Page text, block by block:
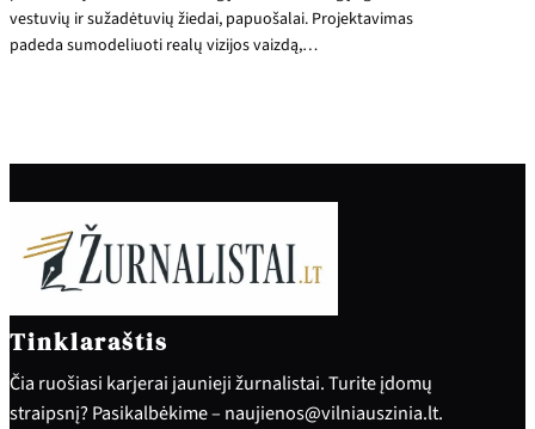
vestuvių ir sužadėtuvių žiedai, papuošalai. Projektavimas
padeda sumodeliuoti realų vizijos vaizdą,…
Tinklaraštis
Čia ruošiasi karjerai jaunieji žurnalistai. Turite įdomų
straipsnį? Pasikalbėkime – naujienos@vilniauszinia.lt.